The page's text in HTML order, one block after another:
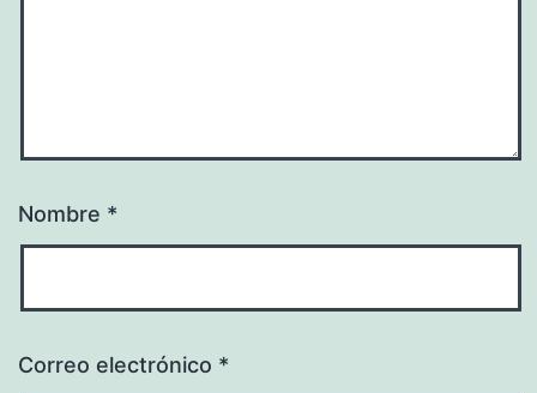
Nombre *
Correo electrónico *